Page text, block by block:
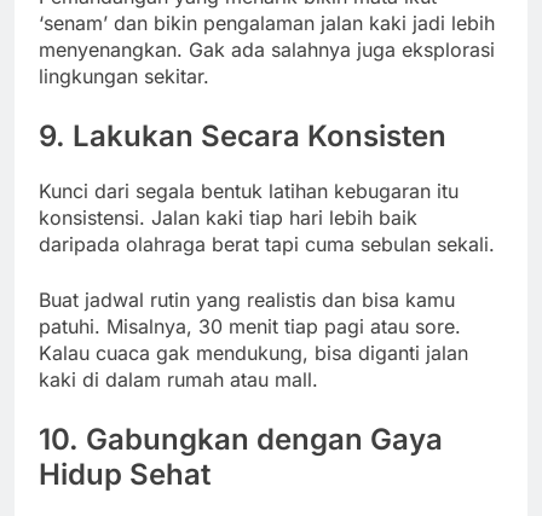
‘senam’ dan bikin pengalaman jalan kaki jadi lebih
menyenangkan. Gak ada salahnya juga eksplorasi
lingkungan sekitar.
9. Lakukan Secara Konsisten
Kunci dari segala bentuk latihan kebugaran itu
konsistensi. Jalan kaki tiap hari lebih baik
daripada olahraga berat tapi cuma sebulan sekali.
Buat jadwal rutin yang realistis dan bisa kamu
patuhi. Misalnya, 30 menit tiap pagi atau sore.
Kalau cuaca gak mendukung, bisa diganti jalan
kaki di dalam rumah atau mall.
10. Gabungkan dengan Gaya
Hidup Sehat